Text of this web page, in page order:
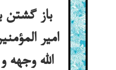
باز گشتن
امیر
الله